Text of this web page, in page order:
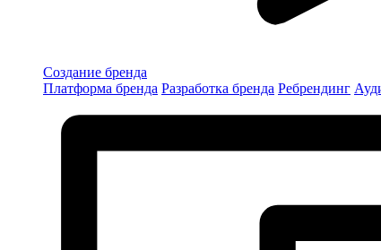
Создание бренда
Платформа бренда Разработка бренда Ребрендинг